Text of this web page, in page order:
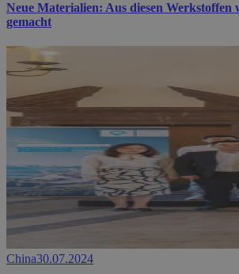
Neue Materialien: Aus diesen
gemacht
China30.07.2024